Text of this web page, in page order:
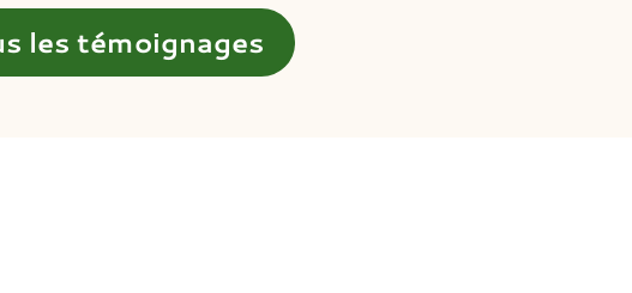
les témoignages